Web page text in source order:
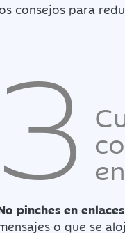
consejos para
3
pinches en enlaces
o que se